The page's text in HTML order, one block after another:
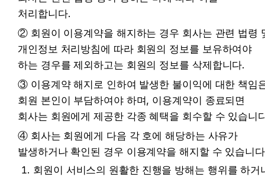
처리합니다.
② 회원이 이용계약을 해지하는 경우 회사는 관련 법령
개인정보 처리방침에 따라 회원의 정보를 보유하여야
하는 경우를 제외하고는 회원의 정보를 삭제합니다.
③ 이용계약 해지로 인하여 발생한 불이익에 대한 책임
회원 본인이 부담하여야 하며, 이용계약이 종료되면
회사는 회원에게 제공한 각종 혜택을 회수할 수 있습니
④ 회사는 회원에게 다음 각 호에 해당하는 사유가
발생하거나 확인된 경우 이용계약을 해지할 수 있습니
회원이 서비스의 원활한 진행을 방해는 행위를 하거